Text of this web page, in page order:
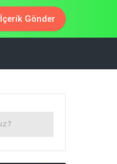
İçerik Gönder